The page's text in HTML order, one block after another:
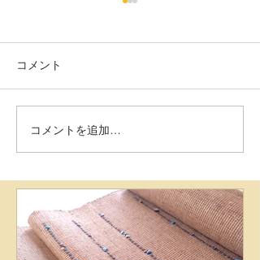
作品File 202106 八寸名古
屋帯
コメント
コメントを追加…